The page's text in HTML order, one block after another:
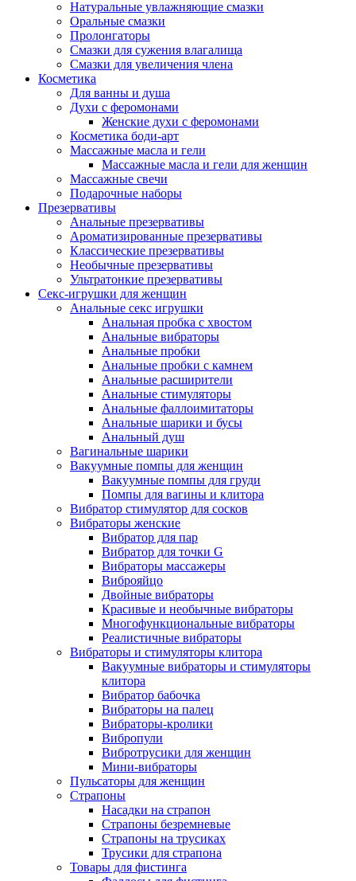
Натуральные увлажняющие смазки
Оральные смазки
Пролонгаторы
Смазки для сужения влагалища
Смазки для увеличения члена
Косметика
Для ванны и душа
Духи с феромонами
Женские духи с феромонами
Косметика боди-арт
Массажные масла и гели
Массажные масла и гели для женщин
Массажные свечи
Подарочные наборы
Презервативы
Анальные презервативы
Ароматизированные презервативы
Классические презервативы
Необычные презервативы
Ультратонкие презервативы
Секс-игрушки для женщин
Анальные секс игрушки
Анальная пробка с хвостом
Анальные вибраторы
Анальные пробки
Анальные пробки с камнем
Анальные расширители
Анальные стимуляторы
Анальные фаллоимитаторы
Анальные шарики и бусы
Анальный душ
Вагинальные шарики
Вакуумные помпы для женщин
Вакуумные помпы для груди
Помпы для вагины и клитора
Вибратор стимулятор для сосков
Вибраторы женские
Вибратор для пар
Вибратор для точки G
Вибраторы массажеры
Виброяйцо
Двойные вибраторы
Красивые и необычные вибраторы
Многофункциональные вибраторы
Реалистичные вибраторы
Вибраторы и стимуляторы клитора
Вакуумные вибраторы и стимуляторы
клитора
Вибратор бабочка
Вибраторы на палец
Вибраторы-кролики
Вибропули
Вибротрусики для женщин
Мини-вибраторы
Пульсаторы для женщин
Страпоны
Насадки на страпон
Страпоны безремневые
Страпоны на трусиках
Трусики для страпона
Товары для фистинга